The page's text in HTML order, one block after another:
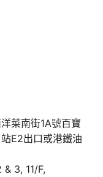
菜南街1A號百寶
E2出口或港鐵油
3, 11/F,